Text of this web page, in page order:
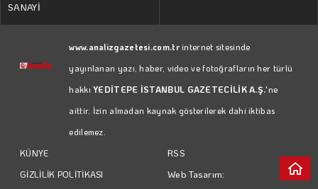
SANAYİ
www.analizgazetesi.com.trinternet sitesinde
yayınlanan yazı, haber, video ve fotoğrafların her türlü
hakkıYEDİTEPE İSTANBUL GAZETECİLİK A.Ş.'ne
aittir. İzin almadan kaynak gösterilerek dahi iktibas
edilemez.
KÜNYE
GİZLİLİK POLİTİKASI
RSS
Web Tasarım: